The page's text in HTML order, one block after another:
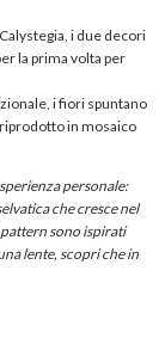
i due decori
la prima volta per
i fiori spuntano
in mosaico
personale:
che cresce nel
sono ispirati
lente, scopri che in